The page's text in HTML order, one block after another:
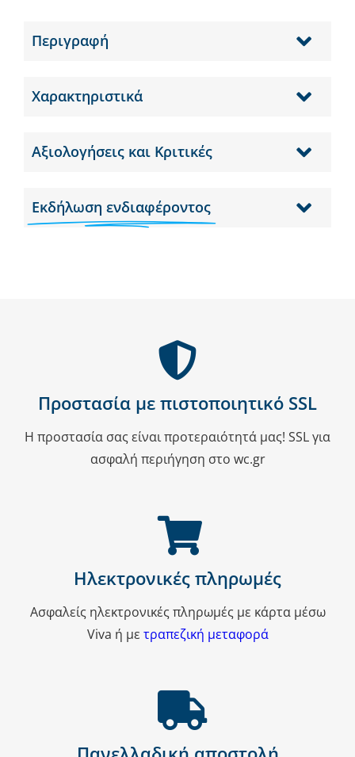
Περιγραφή
Χαρακτηριστικά
Αξιολογήσεις και Κριτικές
Εκδήλωση ενδιαφέροντος
Προστασία με πιστοποιητικό SSL
Η προστασία σας είναι προτεραιότητά μας! SSL για
ασφαλή περιήγηση στο wc.gr
Ηλεκτρονικές πληρωμές
Ασφαλείς ηλεκτρονικές πληρωμές με κάρτα μέσω
Viva ή με τραπεζική μεταφορά